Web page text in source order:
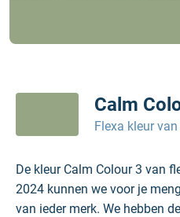
Calm
Flexa kleur
De kleur Calm Colour 3 van
2024 kunnen we voor je
van ieder merk. We hebben